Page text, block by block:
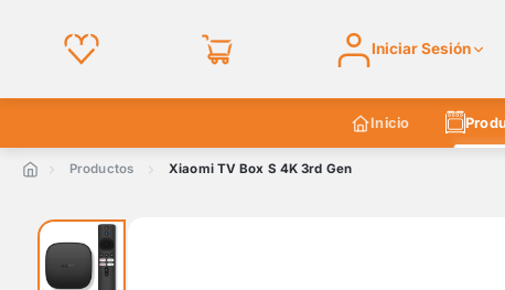
Iniciar Sesión
Inicio
Productos Xiaomi TV Box S 4K 3rd Gen